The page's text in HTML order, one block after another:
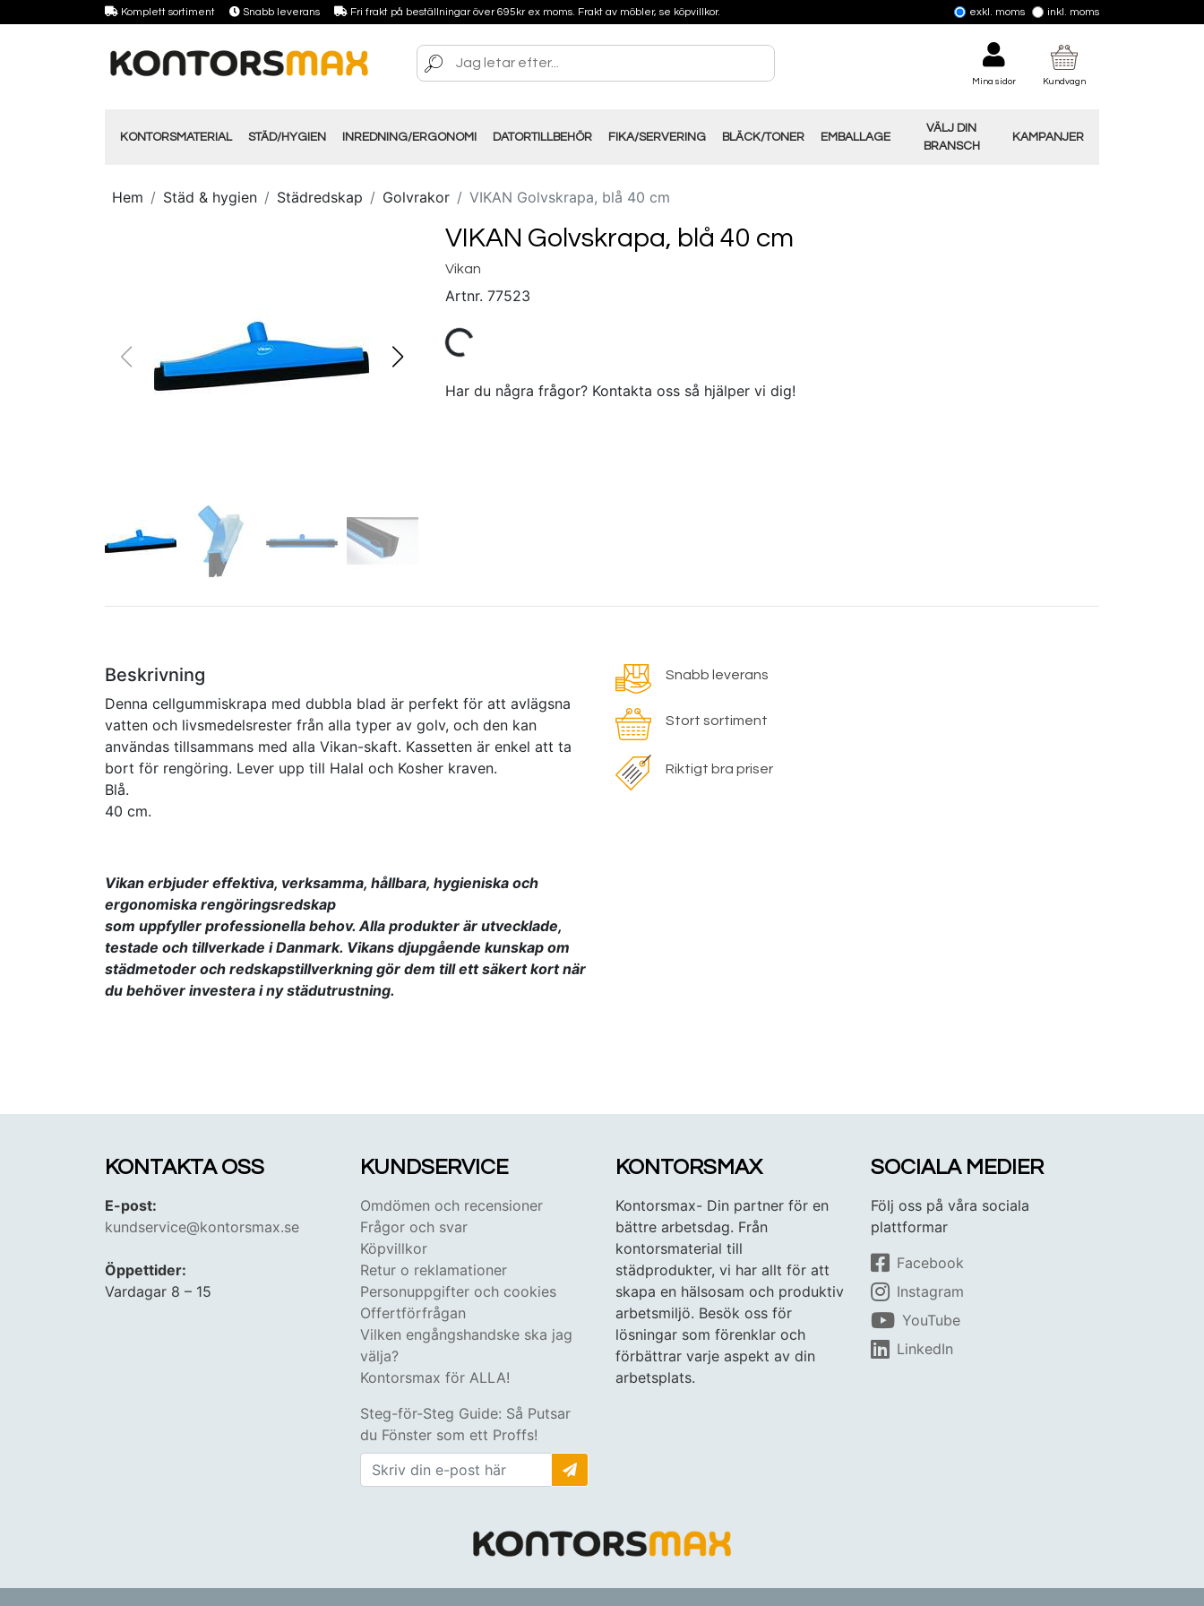
Komplett sortiment Snabb leverans Fri frakt på beställningar över 695kr ex moms. Frakt av möbler, se köpvillkor. exkl. moms inkl. moms
Mina sidor Kundvagn
KONTORSMATERIAL STÄD/HYGIEN INREDNING/ERGONOMI DATORTILLBEHÖR FIKA/SERVERING BLÄCK/TONER EMBALLAGE
VÄLJ DIN
BRANSCH
KAMPANJER
Hem Städ & hygien Städredskap Golvrakor VIKAN Golvskrapa, blå 40 cm
VIKAN Golvskrapa, blå 40 cm
Vikan
Artnr. 77523
Har du några frågor? Kontakta oss så hjälper vi dig!
Beskrivning
Denna cellgummiskrapa med dubbla blad är perfekt för att avlägsna
vatten och livsmedelsrester från alla typer av golv, och den kan
användas tillsammans med alla Vikan-skaft. Kassetten är enkel att ta
bort för rengöring. Lever upp till Halal och Kosher kraven.
Blå.
40 cm.
Vikan erbjuder effektiva, verksamma, hållbara, hygieniska och
ergonomiska rengöringsredskap
som uppfyller professionella behov. Alla produkter är utvecklade,
testade och tillverkade i Danmark. Vikans djupgående kunskap om
städmetoder och redskapstillverkning gör dem till ett säkert kort när
du behöver investera i ny städutrustning.
Snabb leverans
Stort sortiment
Riktigt bra priser
KONTAKTA OSS
E-post:
kundservice@kontorsmax.se
Öppettider:
Vardagar 8 – 15
KUNDSERVICE
Omdömen och recensioner
Frågor och svar
Köpvillkor
Retur o reklamationer
Personuppgifter och cookies
Offertförfrågan
Vilken engångshandske ska jag
välja?
Kontorsmax för ALLA!
Steg-för-Steg Guide: Så Putsar
du Fönster som ett Proffs!
KONTORSMAX
Kontorsmax- Din partner för en
bättre arbetsdag. Från
kontorsmaterial till
städprodukter, vi har allt för att
skapa en hälsosam och produktiv
arbetsmiljö. Besök oss för
lösningar som förenklar och
förbättrar varje aspekt av din
arbetsplats.
SOCIALA MEDIER
Följ oss på våra sociala
plattformar
Facebook
Instagram
YouTube
LinkedIn